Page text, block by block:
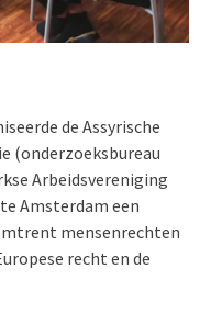
de Assyrische
(onderzoeksbureau
Arbeidsvereniging
Amsterdam een
mensenrechten
recht en de